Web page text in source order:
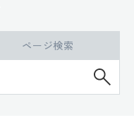
ページ検索